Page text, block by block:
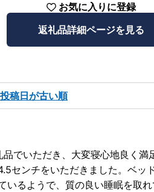
お気に入りに登録
返礼品詳細ページを見る
投稿日が古い順
でいただき、大変寝心地良く満
センチをいただきました。ベッ
いるようで、質の良い睡眠を取